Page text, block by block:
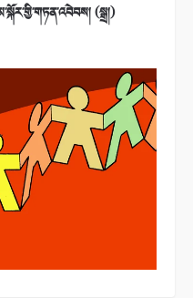
(སྒྲ།)